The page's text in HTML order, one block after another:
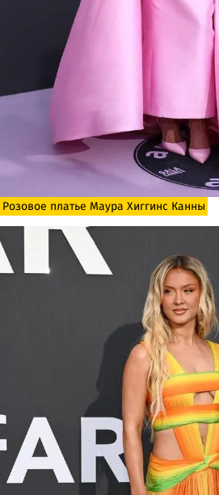
Розовое платье Маура Хиггинс Канны